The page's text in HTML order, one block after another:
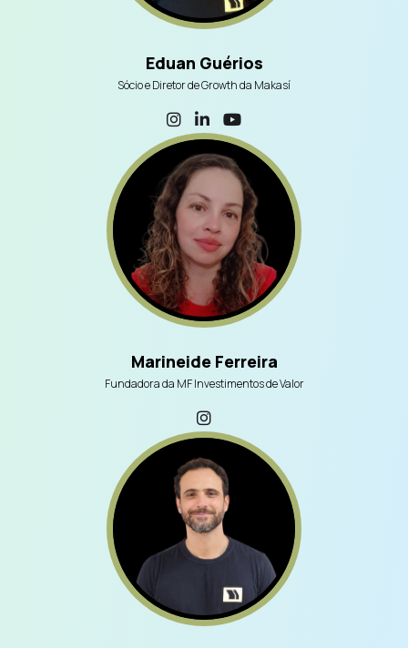
Eduan Guérios
Sócio e Diretor de Growth da Makasí
Marineide Ferreira
Fundadora da MF Investimentos de Valor